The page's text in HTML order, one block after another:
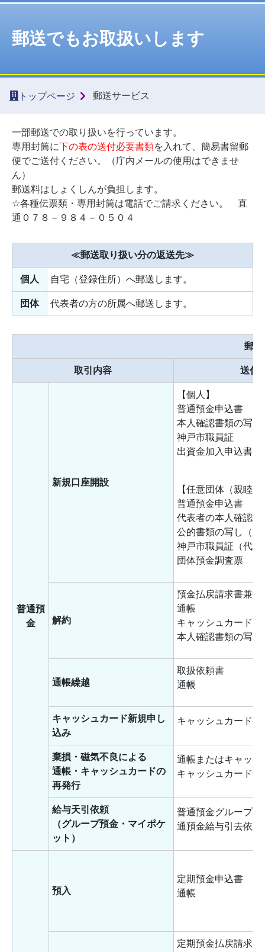
郵送でもお取扱いします
トップページ 郵送サービス
一部郵送での取り扱いを行っています。
専用封筒に下の表の送付必要書類を入れて、簡易書留郵
便でご送付ください。（庁内メールの使用はできませ
ん）
郵送料はしょくしんが負担します。
☆各種伝票類・専用封筒は電話でご請求ください。 直
通０７８－９８４－０５０４
≪郵送取り扱い分の返送先≫
個人 自宅（登録住所）へ郵送します。
団体 代表者の方の所属へ郵送します。
郵
取引内容 送付
普通預
金
新規口座開設
【個人】
普通預金申込書
本人確認書類の写
神戸市職員証
出資金加入申込書
【任意団体（親睦
普通預金申込書
代表者の本人確認書
公的書類の写し（顔
神戸市職員証（代表
団体預金調査票
解約
預金払戻請求書兼振
通帳
キャッシュカード
本人確認書類の写し
通帳繰越
取扱依頼書
通帳
キャッシュカード新規申し
込み
キャッシュカード暗
棄損・磁気不良による
通帳・キャッシュカードの
再発行
通帳またはキャッシ
キャッシュカード暗
給与天引依頼
（グループ預金・マイポケ
ット）
普通預金グループ
通預金給与引去依頼
預入
定期預金申込書
通帳
定期預金払戻請求書